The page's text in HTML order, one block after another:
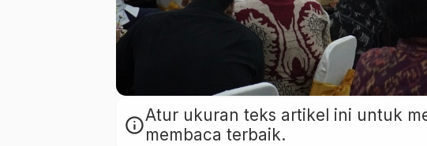
infoAtur ukuran teks artikel ini untuk
membaca terbaik.